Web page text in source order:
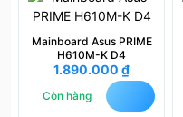
Mainboard Asus PRIME
H610M-K D4
1.890.000 ₫
Còn hàng